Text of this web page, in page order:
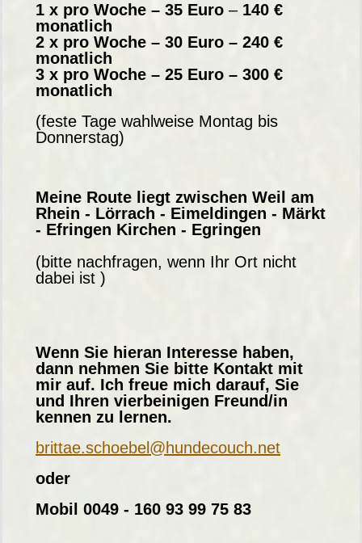
1 x pro Woche – 35 Euro – 140 €
monatlich
2 x pro Woche – 30 Euro – 240 €
monatlich
3 x pro Woche – 25 Euro – 300 €
monatlich
(feste Tage wahlweise Montag bis
Donnerstag)
Meine Route liegt zwischen Weil am
Rhein - Lörrach - Eimeldingen - Märkt
- Efringen Kirchen - Egringen
(bitte nachfragen, wenn Ihr Ort nicht
dabei ist )
Wenn Sie hieran Interesse haben,
dann nehmen Sie bitte Kontakt mit
mir auf. Ich freue mich darauf, Sie
und Ihren vierbeinigen Freund/in
kennen zu lernen.
brittae.schoebel@hundecouch.net
oder
Mobil 0049 - 160 93 99 75 83